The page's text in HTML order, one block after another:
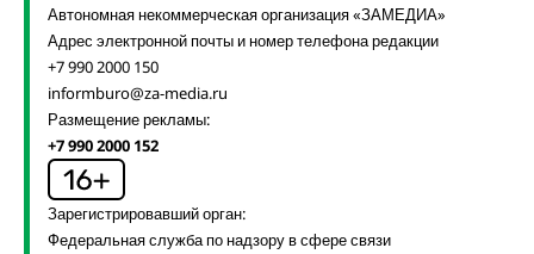
Автономная некоммерческая организация «ЗАМЕДИА»
Адрес электронной почты и номер телефона редакции
+7 990 2000 150
informburo@za-media.ru
Размещение рекламы:
+7 990 2000 152
Зарегистрировавший орган:
Федеральная служба по надзору в сфере связи